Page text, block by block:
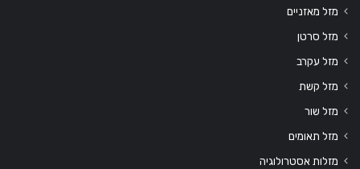
מזל מאזניים
מזל סרטן
מזל עקרב
מזל קשת
מזל שור
מזל תאומים
מזלות אסטרולוגיה